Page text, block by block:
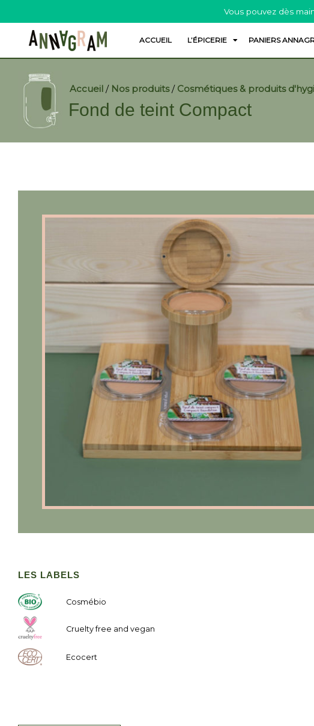
ACCUEIL L’ÉPICERIE PANIERS
Accueil/ Nos produits/ Cosmétiques & produits
Fond de teint Compact
LES LABELS
Cosmébio
Cruelty free and vegan
Ecocert
Vous pouvez dès